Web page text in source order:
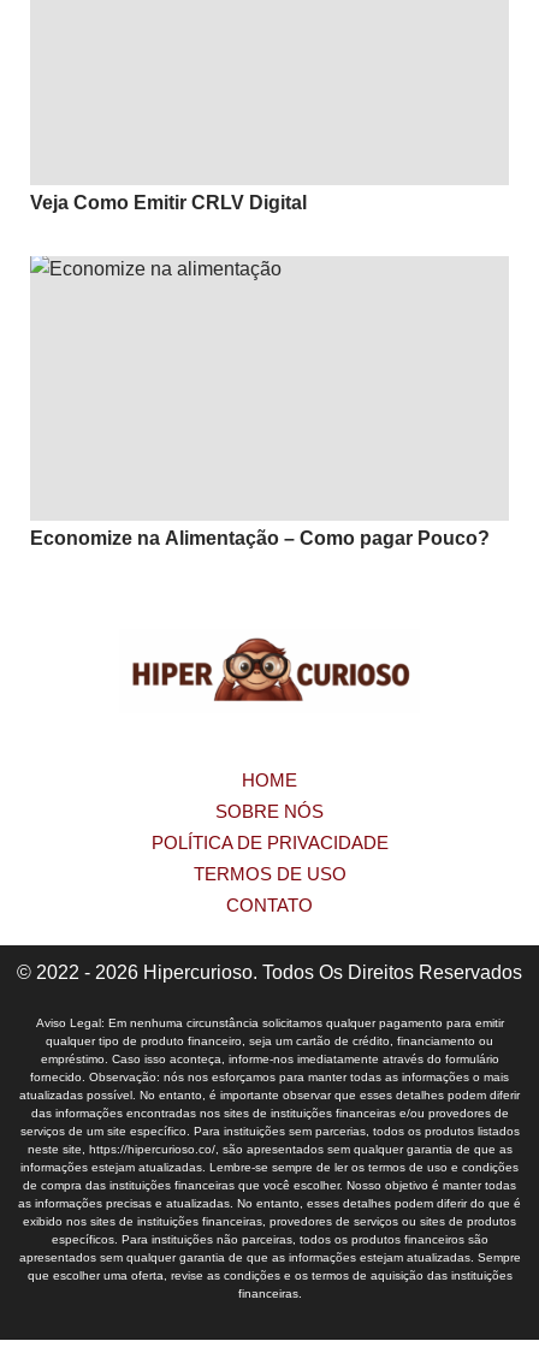
Veja Como Emitir CRLV Digital
Economize na Alimentação – Como pagar Pouco?
HOME
SOBRE NÓS
POLÍTICA DE PRIVACIDADE
TERMOS DE USO
CONTATO
© 2022 - 2026 Hipercurioso. Todos Os Direitos Reservados
Aviso Legal: Em nenhuma circunstância solicitamos qualquer pagamento para emitir
qualquer tipo de produto financeiro, seja um cartão de crédito, financiamento ou
empréstimo. Caso isso aconteça, informe-nos imediatamente através do formulário
fornecido. Observação: nós nos esforçamos para manter todas as informações o mais
atualizadas possível. No entanto, é importante observar que esses detalhes podem diferir
das informações encontradas nos sites de instituições financeiras e/ou provedores de
serviços de um site específico. Para instituições sem parcerias, todos os produtos listados
neste site, https://hipercurioso.co/, são apresentados sem qualquer garantia de que as
informações estejam atualizadas. Lembre-se sempre de ler os termos de uso e condições
de compra das instituições financeiras que você escolher. Nosso objetivo é manter todas
as informações precisas e atualizadas. No entanto, esses detalhes podem diferir do que é
exibido nos sites de instituições financeiras, provedores de serviços ou sites de produtos
específicos. Para instituições não parceiras, todos os produtos financeiros são
apresentados sem qualquer garantia de que as informações estejam atualizadas. Sempre
que escolher uma oferta, revise as condições e os termos de aquisição das instituições
financeiras.